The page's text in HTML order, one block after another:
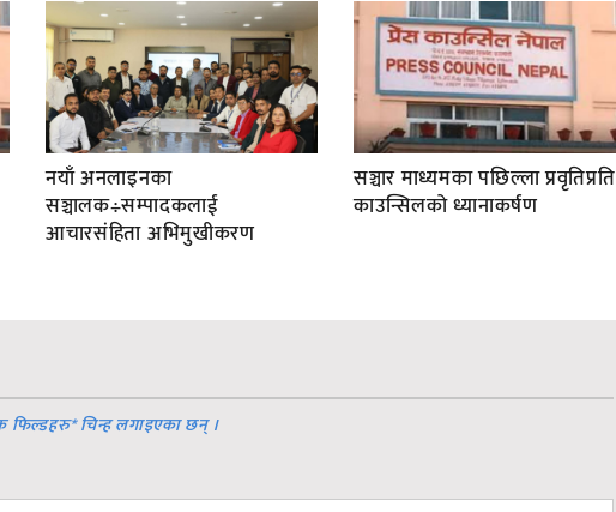
नयाँ अनलाइनका
सञ्चालक÷सम्पादकलाई
आचारसंहिता अभिमुखीकरण
सञ्चार माध्यमका पछिल्ला प्रवृतिप्रति
काउन्सिलको ध्यानाकर्षण
फिल्डहरु*चिन्ह लगाइएका छन् ।